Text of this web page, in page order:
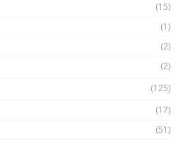
(15)
(1)
(2)
(2)
(125)
(17)
(51)